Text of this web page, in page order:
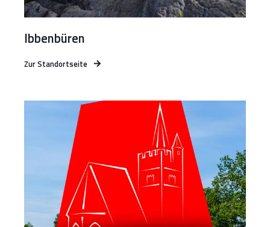
Ibbenbüren
Zur Standortseite